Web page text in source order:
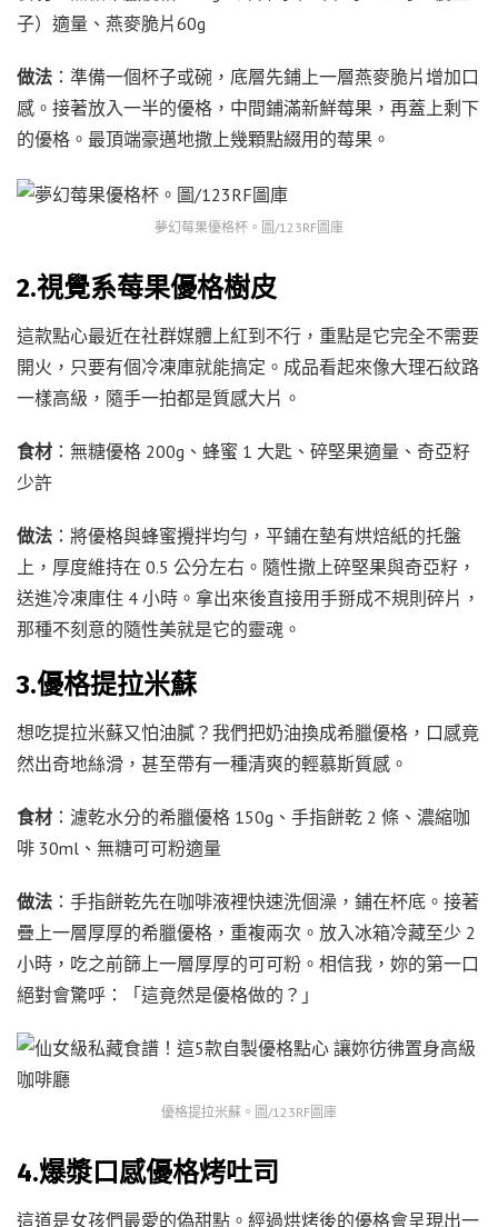
子）適量、燕麥脆片60g
做法 ：準備一個杯子或碗，底層先鋪上一層燕麥脆片增加口
感。接著放入一半的優格，中間鋪滿新鮮莓果，再蓋上剩下
的優格。最頂端豪邁地撒上幾顆點綴用的莓果。
夢幻莓果優格杯。圖/123RF圖庫
2.視覺系莓果優格樹皮
這款點心最近在社群媒體上紅到不行，重點是它完全不需要
開火，只要有個冷凍庫就能搞定。成品看起來像大理石紋路
一樣高級，隨手一拍都是質感大片。
食材 ：無糖優格 200g、蜂蜜 1 大匙、碎堅果適量、奇亞籽
少許
做法 ：將優格與蜂蜜攪拌均勻，平鋪在墊有烘焙紙的托盤
上，厚度維持在 0.5 公分左右。隨性撒上碎堅果與奇亞籽，
送進冷凍庫住 4 小時。拿出來後直接用手掰成不規則碎片，
那種不刻意的隨性美就是它的靈魂。
3.優格提拉米蘇
想吃提拉米蘇又怕油膩？我們把奶油換成希臘優格，口感竟
然出奇地絲滑，甚至帶有一種清爽的輕慕斯質感。
食材 ：濾乾水分的希臘優格 150g、手指餅乾 2 條、濃縮咖
啡 30ml、無糖可可粉適量
做法 ：手指餅乾先在咖啡液裡快速洗個澡，鋪在杯底。接著
疊上一層厚厚的希臘優格，重複兩次。放入冰箱冷藏至少 2
小時，吃之前篩上一層厚厚的可可粉。相信我，妳的第一口
絕對會驚呼：「這竟然是優格做的？」
優格提拉米蘇。圖/123RF圖庫
4.爆漿口感優格烤吐司
這道是女孩們最愛的偽甜點。經過烘烤後的優格會呈現出一